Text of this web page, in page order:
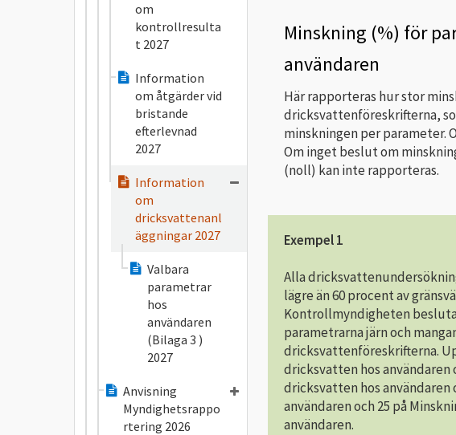
om
kontrollresulta
t 2027
Information
om åtgärder vid
bristande
efterlevnad
2027
Information
om
dricksvattenanl
äggningar 2027
Valbara
parametrar
hos
användaren
(Bilaga 3 )
2027
Anvisning
Myndighetsrappo
rtering 2026
Minskning (%) för
användaren
Här rapporteras hur stor
dricksvattenföreskrifterna,
minskningen per parameter.
Om inget beslut om
(noll) kan inte rapporteras.
Exempel 1
Alla
lägre än 60 procent av
Kontrollmyndigheten
parametrarna järn och
dricksvattenföreskrifterna.
dricksvatten hos användaren
dricksvatten hos användaren
användaren och 25 på
användaren.